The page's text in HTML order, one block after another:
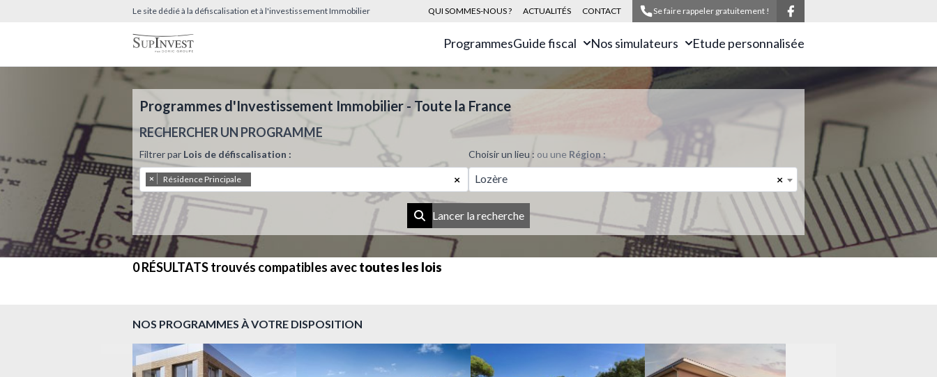
Le site dédié à la défiscalisation et à l'investissement Immobilier QUI SOMMES-NOUS ? ACTUALITÉS CONTACT Se faire rappeler gratuitement !
ProgrammesGuide fiscal Nos simulateurs Etude personnalisée
Programmes d'Investissement Immobilier - Toute la France
RECHERCHER UN PROGRAMME
Filtrer par Lois de défiscalisation :
×
× Résidence Principale
Choisir un lieu : ou une Région :
×
Lozère
Lancer la recherche
0 RÉSULTATStrouvés compatibles avectoutes les lois
NOS PROGRAMMES À VOTRE DISPOSITION